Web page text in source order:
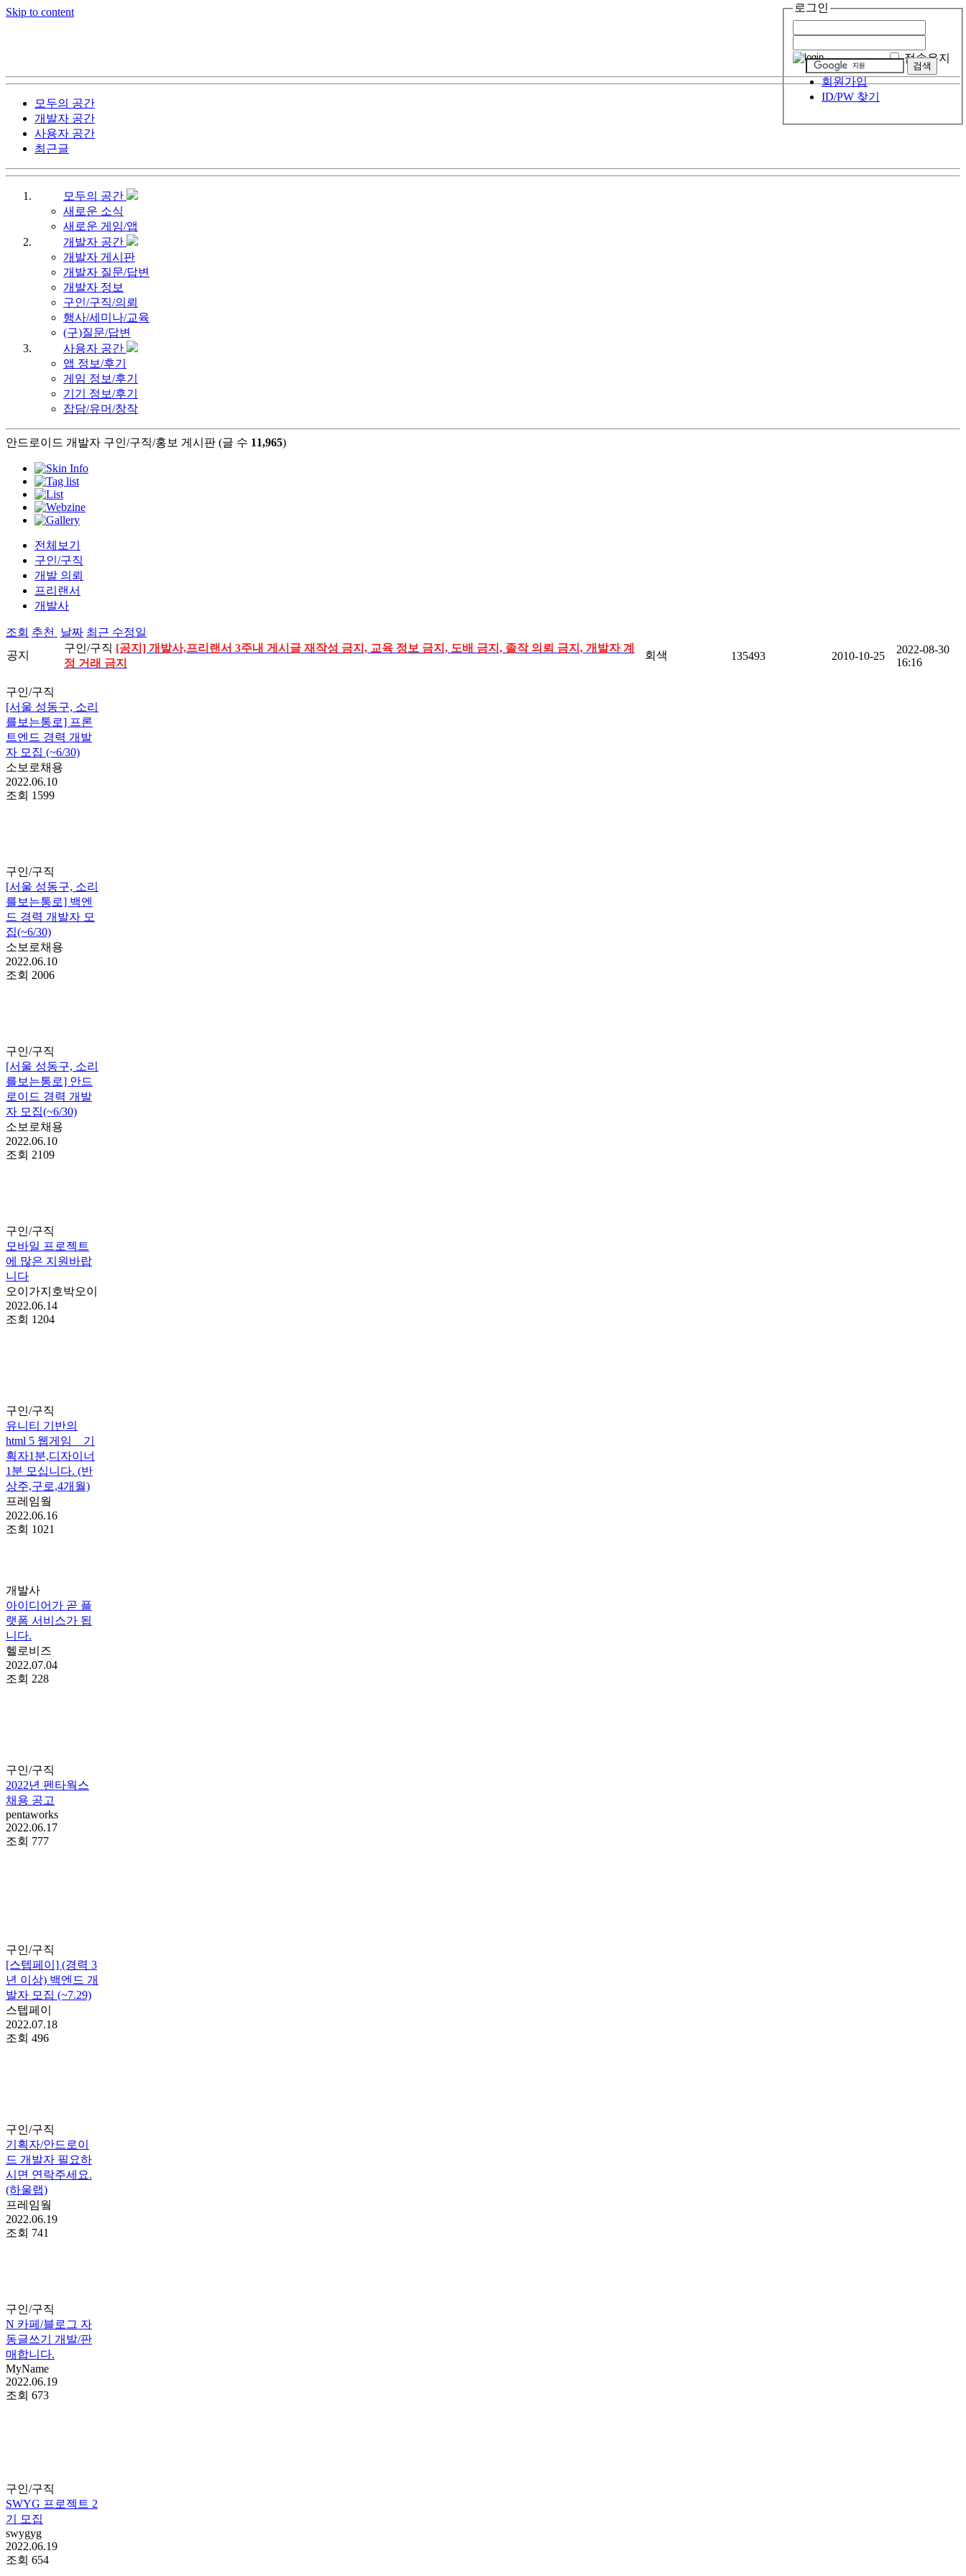
Skip to content
모두의 공간
개발자 공간
사용자 공간
최근글
로그인
접속유지
회원가입
ID/PW 찾기
모두의 공간
새로운 소식
새로운 게임/앱
개발자 공간
개발자 게시판
개발자 질문/답변
개발자 정보
구인/구직/의뢰
행사/세미나/교육
(구)질문/답변
사용자 공간
앱 정보/후기
게임 정보/후기
기기 정보/후기
잡담/유머/창작
안드로이드 개발자 구인/구직/홍보 게시판 (글 수 11,965)
전체보기
구인/구직
개발 의뢰
프리랜서
개발사
조회 추천 날짜 최근 수정일
공지
구인/구직 [공지] 개발사,프리랜서 3주내 게시글 재작성 금지, 교육 정보 금지, 도배 금지, 졸작 의뢰 금지, 개발자 계
정 거래 금지
회색 135493 2010-10-25
2022-08-30
16:16
구인/구직
[서울 성동구, 소리
를보는통로] 프론
트엔드 경력 개발
자 모집 (~6/30)
소보로채용
2022.06.10
조회 1599
구인/구직
[서울 성동구, 소리
를보는통로] 백엔
드 경력 개발자 모
집(~6/30)
소보로채용
2022.06.10
조회 2006
구인/구직
[서울 성동구, 소리
를보는통로] 안드
로이드 경력 개발
자 모집(~6/30)
소보로채용
2022.06.10
조회 2109
구인/구직
모바일 프로젝트
에 많은 지원바랍
니다
오이가지호박오이
2022.06.14
조회 1204
구인/구직
유니티 기반의
html 5 웹게임 _ 기
획자1분,디자이너
1분 모십니다. (반
상주,구로,4개월)
프레임웤
2022.06.16
조회 1021
개발사
아이디어가 곧 플
랫폼 서비스가 됩
니다.
헬로비즈
2022.07.04
조회 228
구인/구직
2022년 펜타웍스
채용 공고
pentaworks
2022.06.17
조회 777
구인/구직
[스텝페이] (경력 3
년 이상) 백엔드 개
발자 모집 (~7.29)
스텝페이
2022.07.18
조회 496
구인/구직
기획자/안드로이
드 개발자 필요하
시면 연락주세요.
(하울랩)
프레임웤
2022.06.19
조회 741
구인/구직
N 카페/블로그 자
동글쓰기 개발/판
매합니다.
MyName
2022.06.19
조회 673
구인/구직
SWYG 프로젝트 2
기 모집
swygyg
2022.06.19
조회 654